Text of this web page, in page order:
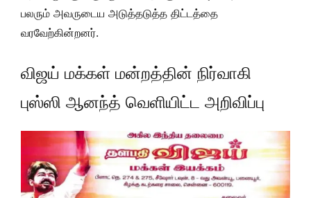
பலரும் அவருடைய அடுத்தடுத்த திட்டத்தை
வரவேற்கின்றனர்.
விஜய் மக்கள் மன்றத்தின் நிர்வாகி
புஸ்ஸி ஆனந்த் வெளியிட்ட அறிவிப்பு